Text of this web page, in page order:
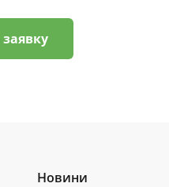
Новини